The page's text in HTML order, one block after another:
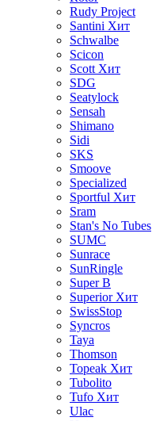
Rudy Project
Santini Хит
Schwalbe
Scicon
Scott Хит
SDG
Seatylock
Sensah
Shimano
Sidi
SKS
Smoove
Specialized
Sportful Хит
Sram
Stan's No Tubes
SUMC
Sunrace
SunRingle
Super B
Superior Хит
SwissStop
Syncros
Taya
Thomson
Topeak Хит
Tubolito
Tufo Хит
Ulac